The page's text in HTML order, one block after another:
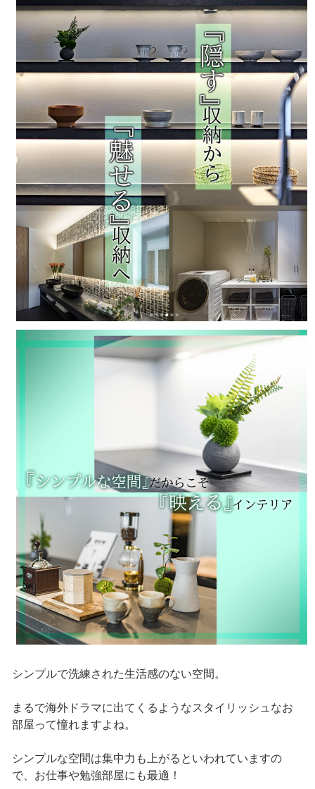
シンプルで洗練された生活感のない空間。
まるで海外ドラマに出てくるようなスタイリッシュなお
部屋って憧れますよね。
シンプルな空間は集中力も上がるといわれていますの
で、お仕事や勉強部屋にも最適！